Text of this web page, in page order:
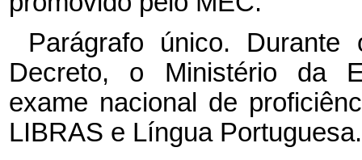
Parágrafo único.
Decreto, o Ministério da
exame nacional de
LIBRAS e Língua Portuguesa.